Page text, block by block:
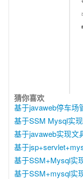
猜你喜欢
基于javaweb停车场
基于SSM Mysql实
基于javaweb实现文
基于
基于SSM+Mysql实
基于SSM+mysql实